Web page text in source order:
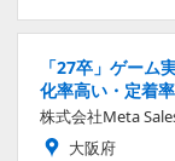
「27卒」ゲーム
化率高い・定着
株式会社Meta
大阪府